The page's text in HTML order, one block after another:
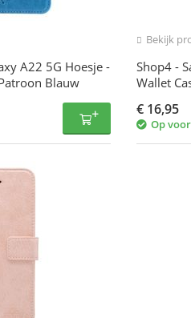
A22 5G Hoesje -
Blauw
Bekijk
Shop4 -
Wallet
€ 16,95
Op